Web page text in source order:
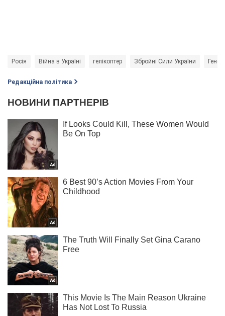
Росія Війна в Україні гелікоптер Збройні Сили України
Редакційна політика